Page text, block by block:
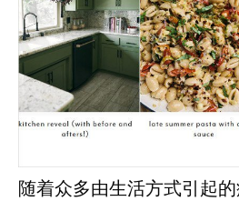
随着众多由生活方式引起